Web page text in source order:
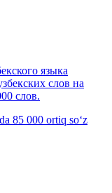
языка
слов на
слов.
85 000 ortiq so‘z